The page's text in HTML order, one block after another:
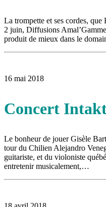
La trompette et ses cordes,
2 juin, Diffusions
produit de mieux dans le
16 mai 2018
Concert
Le bonheur de jouer Gisèle
tour du Chilien Alejandro
guitariste, et du violoniste
entretenir musicalement,…